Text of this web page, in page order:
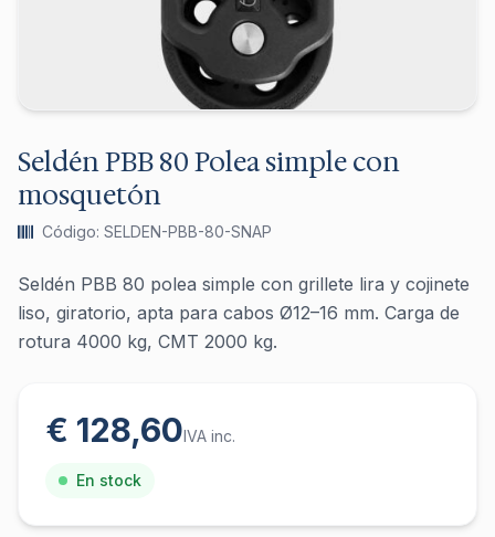
Seldén PBB 80 Polea simple con
mosquetón
Código: SELDEN-PBB-80-SNAP
Seldén PBB 80 polea simple con grillete lira y cojinete
liso, giratorio, apta para cabos Ø12–16 mm. Carga de
rotura 4000 kg, CMT 2000 kg.
€ 128,60IVA inc.
En stock